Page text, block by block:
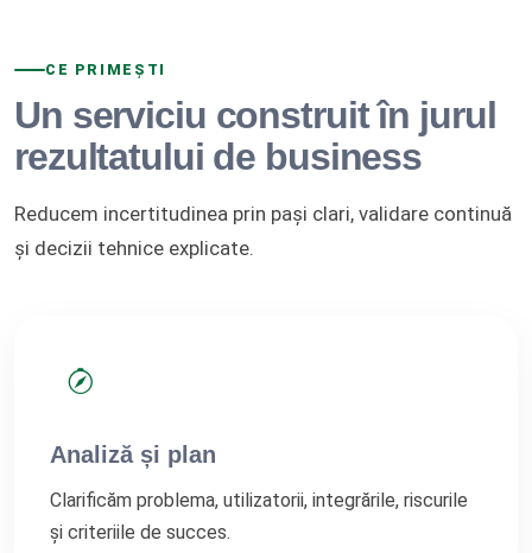
CE PRIMEȘTI
Un serviciu construit în jurul
rezultatului de business
Reducem incertitudinea prin pași clari, validare continuă
și decizii tehnice explicate.
Analiză și plan
Clarificăm problema, utilizatorii, integrările, riscurile
și criteriile de succes.